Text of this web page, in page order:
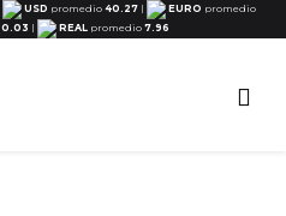
USD promedio 40.27 | EURO promedio
0.03 | REALpromedio 7.96